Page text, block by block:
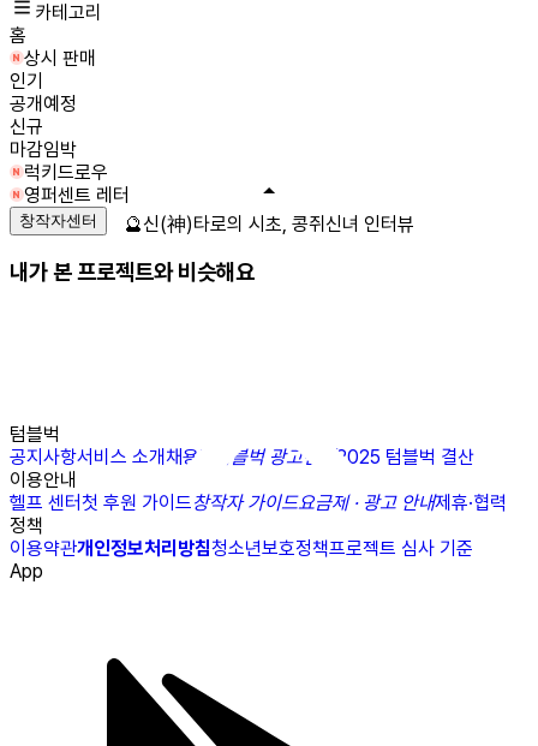
카테고리
홈
상시 판매
인기
공개예정
신규
마감임박
럭키드로우
영퍼센트 레터
창작자센터
내가 본 프로젝트와 비슷해요
텀블벅
공지사항서비스 소개채용N 텀블벅 광고센터
2025 텀블벅 결산
이용안내
헬프 센터첫 후원 가이드창작자 가이드요금제 · 광고 안내제휴·협력
정책
이용약관개인정보처리방침청소년보호정책프로젝트 심사 기준
App
🔮신(神)타로의 시초, 콩쥐신녀 인터뷰